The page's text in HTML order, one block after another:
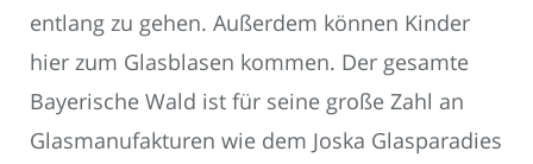
entlang zu gehen. Außerdem können Kinder
hier zum Glasblasen kommen. Der gesamte
Bayerische Wald ist für seine große Zahl an
Glasmanufakturen wie dem Joska Glasparadies